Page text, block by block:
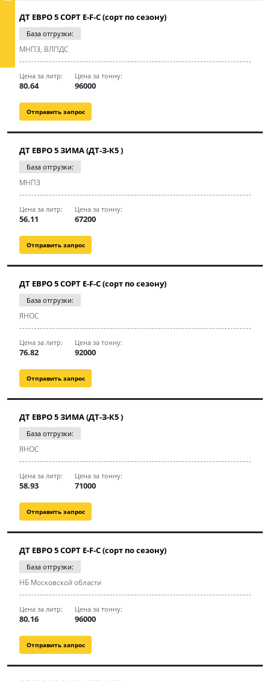
Отправить запрос
ДТ ЕВРО 5 СОРТ E-F-C (сорт по сезону)
База отгрузки:
МНПЗ, ВЛПДС
Цена за литр:
80.64
Цена за тонну:
96000
Отправить запрос
ДТ ЕВРО 5 ЗИМА (ДТ-З-К5 )
База отгрузки:
МНПЗ
Цена за литр:
56.11
Цена за тонну:
67200
Отправить запрос
ДТ ЕВРО 5 СОРТ E-F-C (сорт по сезону)
База отгрузки:
ЯНОС
Цена за литр:
76.82
Цена за тонну:
92000
Отправить запрос
ДТ ЕВРО 5 ЗИМА (ДТ-З-К5 )
База отгрузки:
ЯНОС
Цена за литр:
58.93
Цена за тонну:
71000
Отправить запрос
ДТ ЕВРО 5 СОРТ E-F-C (сорт по сезону)
База отгрузки:
НБ Московской области
Цена за литр:
80.16
Цена за тонну:
96000